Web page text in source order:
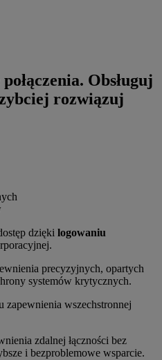
Obsługuj
rozwiązuj
dzięki logowaniu
precyzyjnych, opartych
systemów krytycznych.
zapewnienia wszechstronnej
zdalnej łączności bez
i bezproblemowe wsparcie.